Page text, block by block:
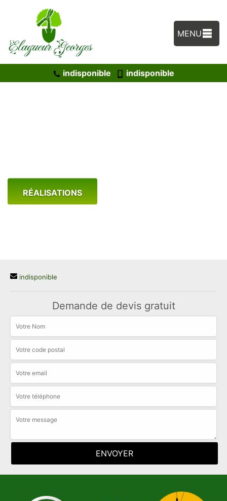
MENU
indisponible indisponible
RÉALISATIONS
indisponible
Demande de devis gratuit